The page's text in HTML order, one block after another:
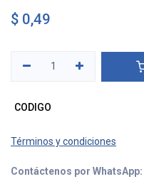
$ 0,49
CODIGO
Términos y condiciones
Contáctenos por WhatsApp: